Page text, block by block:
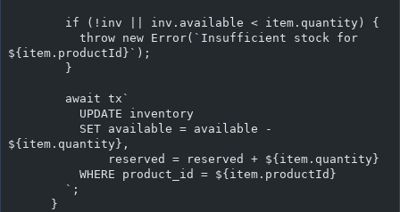
        if (!inv || inv.available < item.quantity) {
${item.productId}`);
        }
        await tx`
          UPDATE inventory
${item.quantity},
              reserved = reserved + ${item.quantity}
          WHERE product_id = ${item.productId}
        `;
      }